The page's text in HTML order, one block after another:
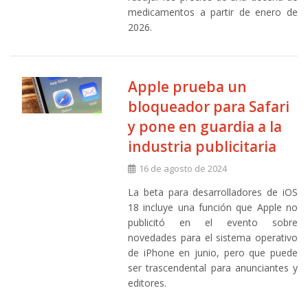
medicamentos a partir de enero de
2026.
Apple prueba un
bloqueador para Safari
y pone en guardia a la
industria publicitaria
16 de agosto de 2024
La beta para desarrolladores de iOS
18 incluye una función que Apple no
publicitó en el evento sobre
novedades para el sistema operativo
de iPhone en junio, pero que puede
ser trascendental para anunciantes y
editores.